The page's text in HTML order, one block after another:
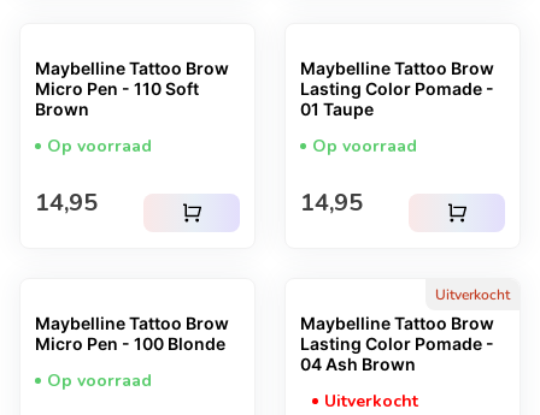
Maybelline Tattoo Brow
Micro Pen - 110 Soft
Brown
Op voorraad
Normale prijs
14,95 shopping_cart
Maybelline Tattoo Brow
Lasting Color Pomade -
01 Taupe
Op voorraad
Normale prijs
14,95 shopping_cart
Maybelline Tattoo Brow
Micro Pen - 100 Blonde
Op voorraad
Uitverkocht
Maybelline Tattoo Brow
Lasting Color Pomade -
04 Ash Brown
Uitverkocht